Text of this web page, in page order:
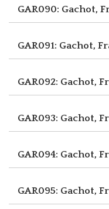
GAR090: Gachot,
GAR091: Gachot,
GAR092: Gachot,
GAR093: Gachot,
GAR094: Gachot,
GAR095: Gachot,